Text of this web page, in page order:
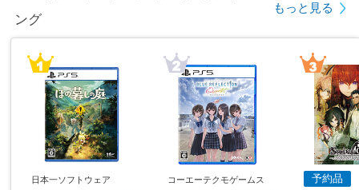
ング
もっと見る
日本一ソフトウェア コーエーテクモゲームス 予約品